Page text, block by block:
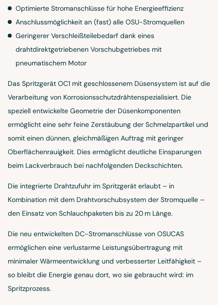
Optimierte Stromanschlüsse für hohe Energieeffizienz
Anschlussmöglichkeit an (fast) alle OSU-Stromquellen
Geringerer Verschleißteilebedarf dank eines
drahtdirektgetriebenen Vorschubgetriebes mit
pneumatischem Motor
Das Spritzgerät OC1 mit geschlossenem Düsensystem ist auf die
Verarbeitung von Korrosionsschutzdrähtenspezialisiert. Die
speziell entwickelte Geometrie der Düsenkomponenten
ermöglicht eine sehr feine Zerstäubung der Schmelzpartikel und
somit einen dünnen, gleichmäßigen Auftrag mit geringer
Oberflächenrauigkeit. Dies ermöglicht deutliche Einsparungen
beim Lackverbrauch bei nachfolgenden Deckschichten.
Die integrierte Drahtzufuhr im Spritzgerät erlaubt – in
Kombination mit dem Drahtvorschubsystem der Stromquelle –
den Einsatz von Schlauchpaketen bis zu 20 m Länge.
Die neu entwickelten DC-Stromanschlüsse von OSUCAS
ermöglichen eine verlustarme Leistungsübertragung mit
minimaler Wärmeentwicklung und verbesserter Leitfähigkeit –
so bleibt die Energie genau dort, wo sie gebraucht wird: im
Spritzprozess.